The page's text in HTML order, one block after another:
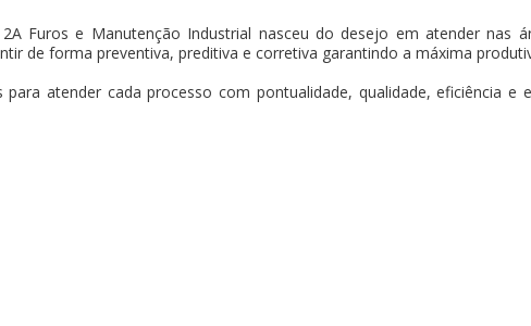
Furos e Manutenção Industrial nasceu do desejo em atender nas
de forma preventiva, preditiva e corretiva garantindo a máxima
atender cada processo com pontualidade, qualidade, eficiência e